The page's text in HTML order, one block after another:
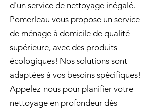
d'un service de nettoyage inégalé.
Pomerleau vous propose un service
de ménage à domicile de qualité
supérieure, avec des produits
écologiques! Nos solutions sont
adaptées à vos besoins spécifiques!
Appelez-nous pour planifier votre
nettoyage en profondeur dès